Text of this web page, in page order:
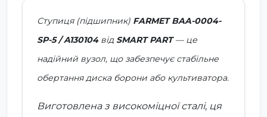
Ступиця (підшипник) FARMET BAA-0004-
SP-5 / A130104від SMART PART— це
надійний вузол, що забезпечує стабільне
обертання диска борони або культиватора.
Виготовлена з високоміцної сталі, ця